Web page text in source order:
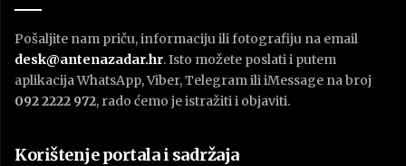
Pošaljite nam priču, informaciju ili fotografiju na email
desk@antenazadar.hr. Isto možete poslati i putem
aplikacija WhatsApp, Viber, Telegram ili iMessage na broj
092 2222 972, rado ćemo je istražiti i objaviti.
Korištenje portala i sadržaja